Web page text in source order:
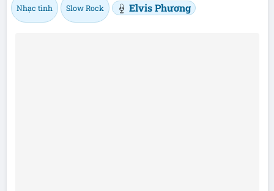
Nhạc tình Slow Rock Elvis Phương